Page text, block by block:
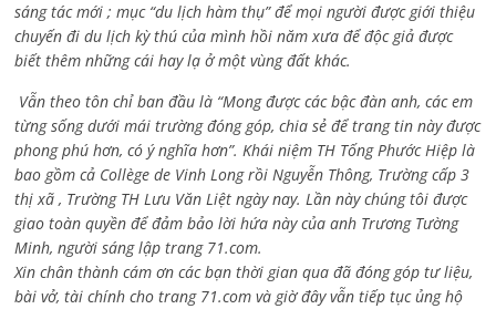
sáng tác mới ; mục “du lịch hàm thụ” để mọi người được giới thiệu
chuyến đi du lịch kỳ thú của mình hồi năm xưa để độc giả được
biết thêm những cái hay lạ ở một vùng đất khác.
Vẫn theo tôn chỉ ban đầu là “Mong được các bậc đàn anh, các em
từng sống dưới mái trường đóng góp, chia sẻ để trang tin này được
phong phú hơn, có ý nghĩa hơn”. Khái niệm TH Tống Phước Hiệp là
bao gồm cả Collège de Vinh Long rồi Nguyễn Thông, Trường cấp 3
thị xã , Trường TH Lưu Văn Liệt ngày nay. Lần này chúng tôi được
giao toàn quyền để đảm bảo lời hứa này của anh Trương Tường
Minh, người sáng lập trang 71.com.
Xin chân thành cám ơn các bạn thời gian qua đã đóng góp tư liệu,
bài vở, tài chính cho trang 71.com và giờ đây vẫn tiếp tục ủng hộ